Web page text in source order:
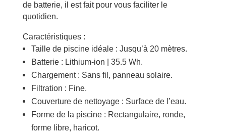
de batterie, il est fait pour vous faciliter le
quotidien.
Caractéristiques :
Taille de piscine idéale : Jusqu’à 20 mètres.
Batterie : Lithium-ion | 35.5 Wh.
Chargement : Sans fil, panneau solaire.
Filtration : Fine.
Couverture de nettoyage : Surface de l’eau.
Forme de la piscine : Rectangulaire, ronde,
forme libre, haricot.